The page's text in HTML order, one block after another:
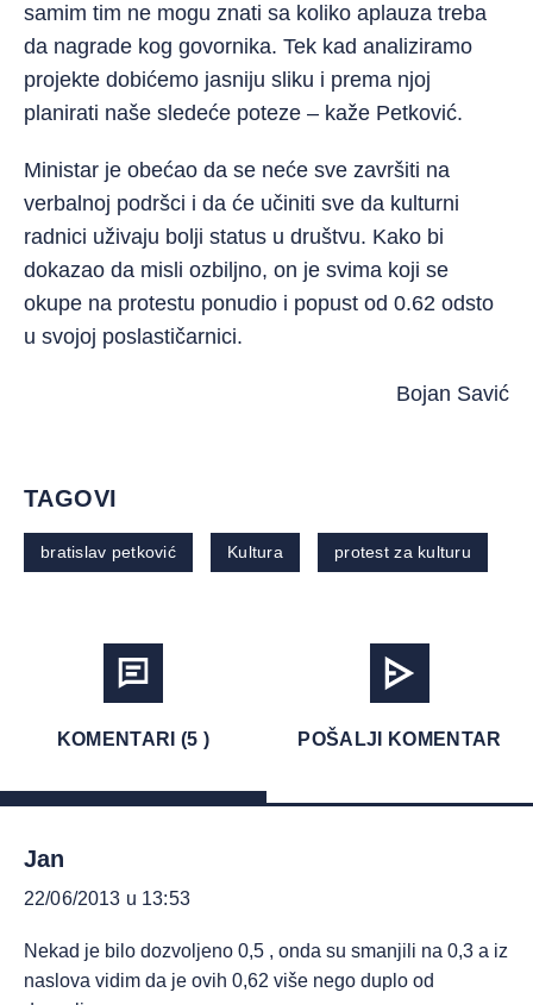
samim tim ne mogu znati sa koliko aplauza treba
da nagrade kog govornika. Tek kad analiziramo
projekte dobićemo jasniju sliku i prema njoj
planirati naše sledeće poteze – kaže Petković.
Ministar je obećao da se neće sve završiti na
verbalnoj podršci i da će učiniti sve da kulturni
radnici uživaju bolji status u društvu. Kako bi
dokazao da misli ozbiljno, on je svima koji se
okupe na protestu ponudio i popust od 0.62 odsto
u svojoj poslastičarnici.
Bojan Savić
TAGOVI
bratislav petković Kultura protest za kulturu
KOMENTARI (5 ) POŠALJI KOMENTAR
Jan
22/06/2013 u 13:53
Nekad je bilo dozvoljeno 0,5 , onda su smanjili na 0,3 a iz
naslova vidim da je ovih 0,62 više nego duplo od